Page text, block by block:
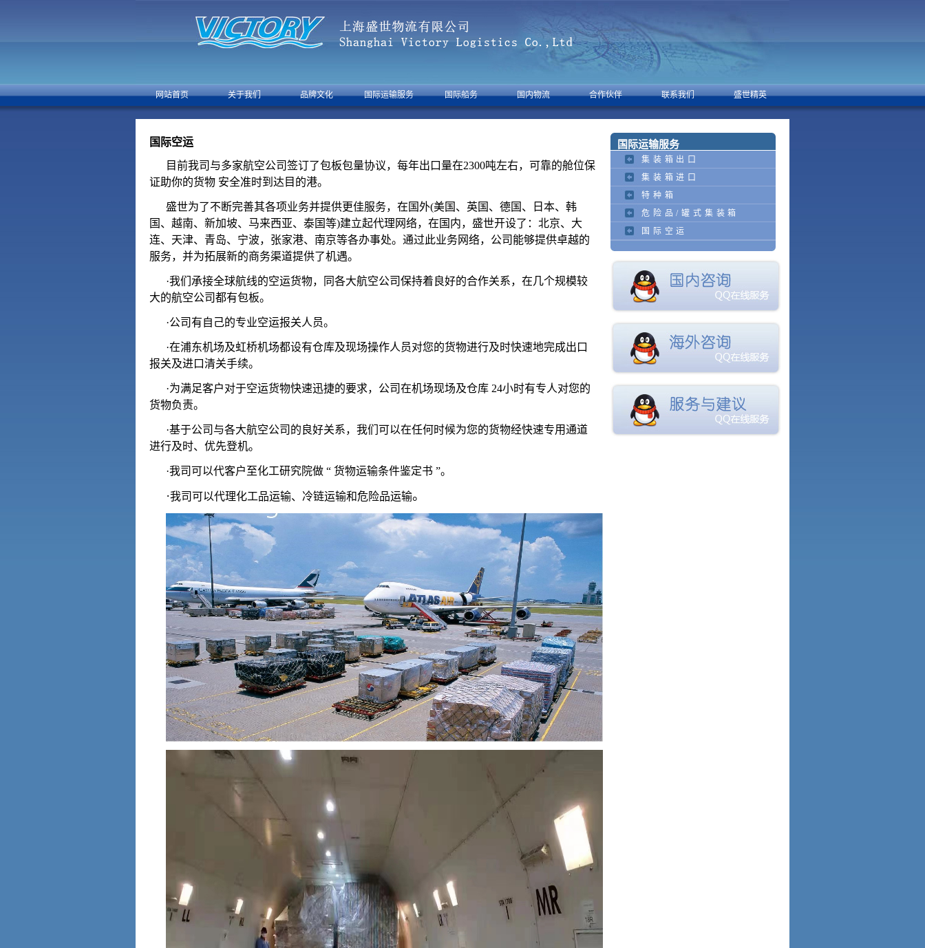
网站首页 关于我们 品牌文化 国际运输服务 国际船务 国内物流 合作伙伴 联系我们 盛世精英
国际空运
目前我司与多家航空公司签订了包板包量协议，每年出口量在2300吨左右，可靠的舱位保
证助你的货物 安全准时到达目的港。
盛世为了不断完善其各项业务并提供更佳服务，在国外(美国、英国、德国、日本、韩
国、越南、新加坡、马来西亚、泰国等)建立起代理网络，在国内，盛世开设了：北京、大
连、天津、青岛、宁波，张家港、南京等各办事处。通过此业务网络，公司能够提供卓越的
服务，并为拓展新的商务渠道提供了机遇。
·我们承接全球航线的空运货物，同各大航空公司保持着良好的合作关系，在几个规模较
大的航空公司都有包板。
·公司有自己的专业空运报关人员。
·在浦东机场及虹桥机场都设有仓库及现场操作人员对您的货物进行及时快速地完成出口
报关及进口清关手续。
·为满足客户对于空运货物快速迅捷的要求，公司在机场现场及仓库 24小时有专人对您的
货物负责。
·基于公司与各大航空公司的良好关系，我们可以在任何时候为您的货物经快速专用通道
进行及时、优先登机。
·我司可以代客户至化工研究院做 “ 货物运输条件鉴定书 ”。
·我司可以代理化工品运输、冷链运输和危险品运输。
国际运输服务
集装箱出口
集装箱进口
特种箱
危险品/罐式集装箱
国际空运